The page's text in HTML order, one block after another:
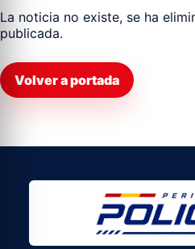
La noticia no existe, se ha
publicada.
Volver a portada